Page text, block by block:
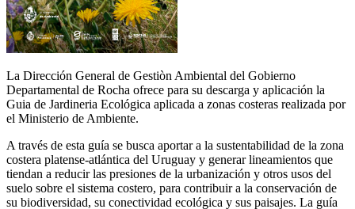
La Dirección General de Gestiòn Ambiental del Gobierno
Departamental de Rocha ofrece para su descarga y aplicación la
Guia de Jardineria Ecológica aplicada a zonas costeras realizada por
el Ministerio de Ambiente.
A través de esta guía se busca aportar a la sustentabilidad de la zona
costera platense-atlántica del Uruguay y generar lineamientos que
tiendan a reducir las presiones de la urbanización y otros usos del
suelo sobre el sistema costero, para contribuir a la conservación de
su biodiversidad, su conectividad ecológica y sus paisajes. La guía